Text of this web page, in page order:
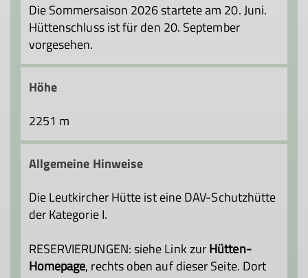
Die Sommersaison 2026 startete am 20. Juni.
Hüttenschluss ist für den 20. September
vorgesehen.
Höhe
2251 m
Allgemeine Hinweise
Die Leutkircher Hütte ist eine DAV-Schutzhütte
der Kategorie I.
RESERVIERUNGEN: siehe Link zurHütten-
Homepage, rechts oben auf dieser Seite. Dort